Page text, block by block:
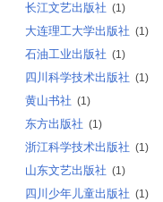
长江文艺出版社 (1)
大连理工大学出版社 (1)
石油工业出版社 (1)
四川科学技术出版社 (1)
黄山书社 (1)
东方出版社 (1)
浙江科学技术出版社 (1)
山东文艺出版社 (1)
四川少年儿童出版社 (1)